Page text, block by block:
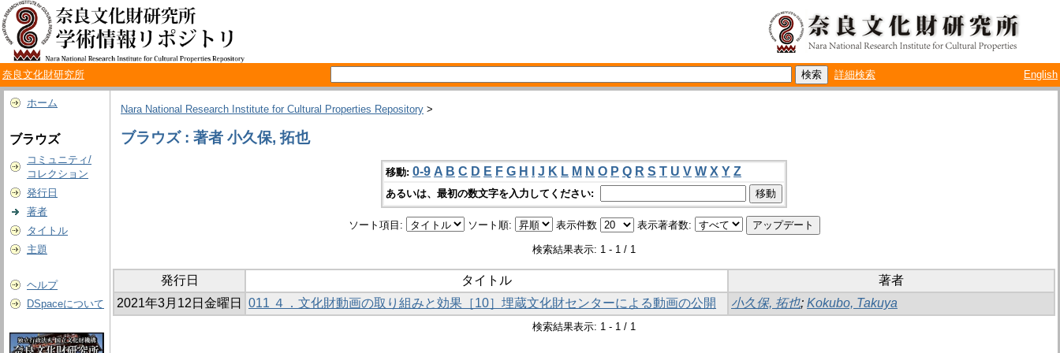
奈良文化財研究所 詳細検索 English
ホーム
ブラウズ
コミュニティ/
コレクション
発行日
著者
タイトル
主題
ヘルプ
DSpaceについて
Nara National Research Institute for Cultural Properties Repository >
ブラウズ : 著者 小久保, 拓也
移動: 0-9 A B C D E F G H J K L M N O P Q R S T U V W X Y Z
あるいは、最初の数文字を入力してください:
ソート項目: ソート順: 表示件数 表示著者数:
検索結果表示: 1 - 1 / 1
発行日 タイトル
著者
2021年3月12日金曜日
011 ４．文化財動画の取り組みと効果［10］埋蔵文化財センターによる動画の公開 小久保, 拓也; Kokubo, Takuya
検索結果表示: 1 - 1 / 1